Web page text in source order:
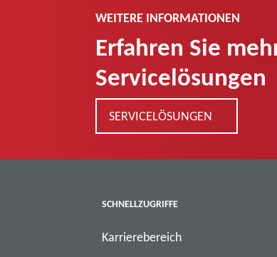
WEITERE INFORMATIONEN
Erfahren Sie
Servicelösungen
SERVICELÖSUNGEN
SCHNELLZUGRIFFE
Karrierebereich